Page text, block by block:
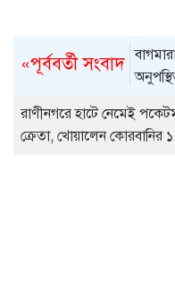
«পূর্ববর্তী সংবাদ
রাণীনগরে হাটে নেমেই
ক্রেতা, খোয়ালেন কোরবানির